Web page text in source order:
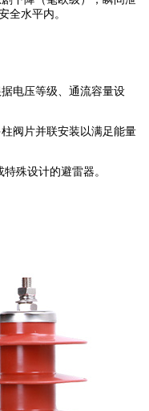
全水平内。
电压等级、通流容量设
阀片并联安装以满足能量
殊设计的避雷器。